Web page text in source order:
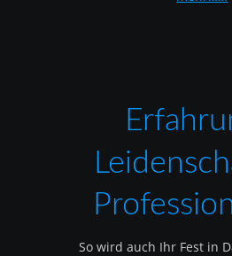
So wird auch Ihr Fest in